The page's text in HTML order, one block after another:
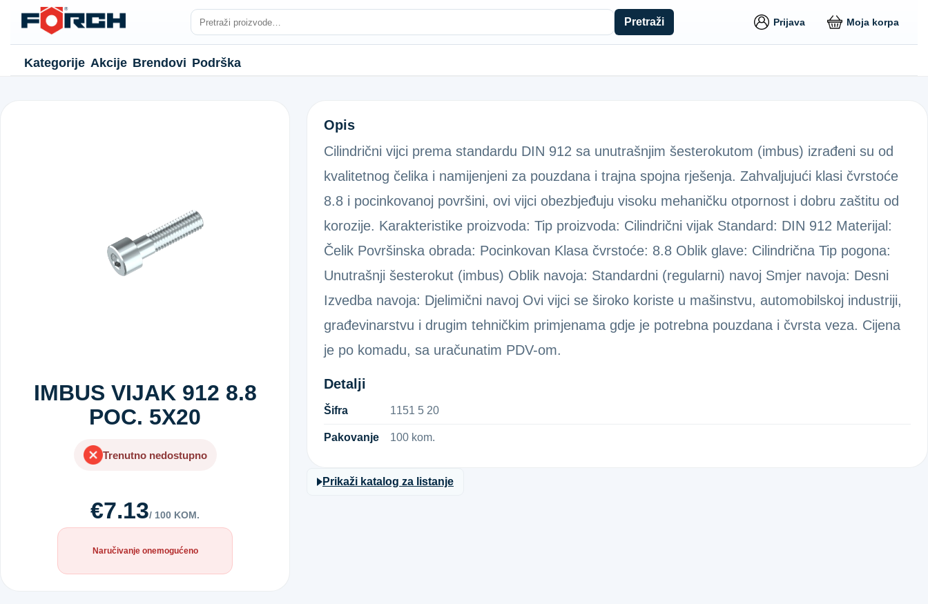
Pretraži Prijava Moja korpa
Kategorije Akcije Brendovi Podrška
IMBUS VIJAK 912 8.8
POC. 5X20
Trenutno nedostupno
€7.13/ 100 KOM.
Naručivanje onemogućeno
IMBUS VIJAK 912 8.8 POC. 5X20
Opis
Cilindrični vijci prema standardu DIN 912 sa unutrašnjim šesterokutom (imbus) izrađeni su od
kvalitetnog čelika i namijenjeni za pouzdana i trajna spojna rješenja. Zahvaljujući klasi čvrstoće
8.8 i pocinkovanoj površini, ovi vijci obezbjeđuju visoku mehaničku otpornost i dobru zaštitu od
korozije. Karakteristike proizvoda: Tip proizvoda: Cilindrični vijak Standard: DIN 912 Materijal:
Čelik Površinska obrada: Pocinkovan Klasa čvrstoće: 8.8 Oblik glave: Cilindrična Tip pogona:
Unutrašnji šesterokut (imbus) Oblik navoja: Standardni (regularni) navoj Smjer navoja: Desni
Izvedba navoja: Djelimični navoj Ovi vijci se široko koriste u mašinstvu, automobilskoj industriji,
građevinarstvu i drugim tehničkim primjenama gdje je potrebna pouzdana i čvrsta veza. Cijena
je po komadu, sa uračunatim PDV-om.
Detalji
Šifra 1​1​5​1​ ​5​ ​2​0​
Pakovanje 100 kom.
Prikaži katalog za listanje